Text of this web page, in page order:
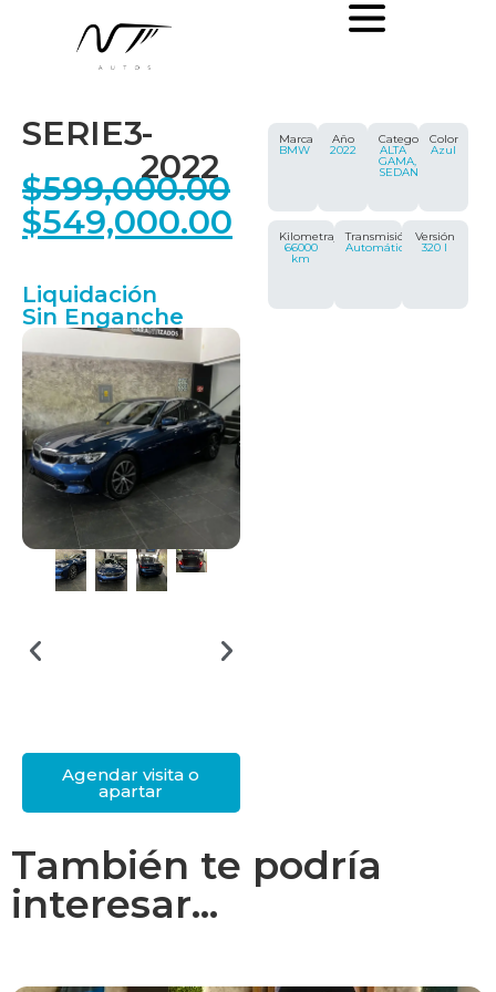
SERIE3-
2022
$599,000.00
$549,000.00
Agendar visita o
apartar
Marca
BMW
Año
2022
Categoría
ALTA
GAMA,
SEDAN
Color
Azul
Kilometraje
66000
km
Transmisión
Automática
Versión
320 I
También te podría
interesar...